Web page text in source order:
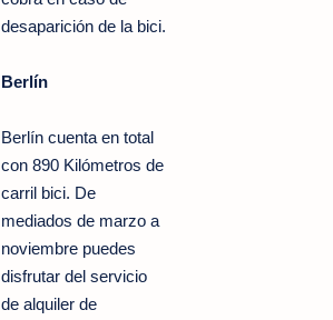
desaparición de la bici.
Berlín
Berlín cuenta en total
con 890 Kilómetros de
carril bici. De
mediados de marzo a
noviembre puedes
disfrutar del servicio
de alquiler de